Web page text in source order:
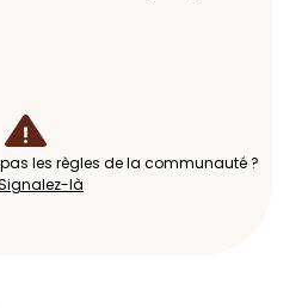
les règles de la communauté ?
là